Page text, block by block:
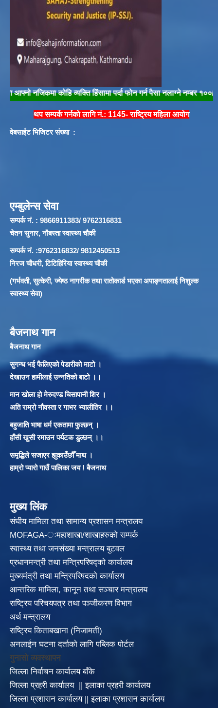
नजिकमा कोहि व्यक्ति हिंसामा पर्दा फोन गर्न पैसा नलाग्ने नम्बर १००/१०४
थप सम्पर्क गर्नको लागि नं.: 1145- राष्ट्रिय महिला आयोग
वेबसाईट भिजिटर संख्या :
एम्बुलेन्स सेवा
सम्पर्क नं. : 9866911383/ 9762316831
चेतन सुनार, नौबस्ता स्वास्थ्य चौकी
सम्पर्क नं. :9762316832/ 9812450513
निरज चौधरी, टिटिहिरिया स्वास्थ्य चौकी
(गर्भवती, सुत्केरी, ज्येष्ठ नागरीक तथा रातोकार्ड भएका अपाङ्गतालाई निशुल्क
स्वास्थ्य सेवा)
बैजनाथ गान
बैजनाथ गान
सुगन्ध भई फैलिएको पेडारीको माटो ।
देखाउन हामीलाई उन्नतिको बाटो ।।
मान खोला हो मेरुदण्ड चिसापानी शिर ।
अति राम्रो नौवस्ता र गाभर भ्यालीतिर ।।
बहुजाति भाषा धर्म एकतामा फुल्छन् ।
हाँसी खुसी रमाउन पर्यटक डुल्छन् ।।
समृद्धिले सजाएर झुकाउँछौँ माथ ।
हाम्रो प्यारो गाउँ पालिका जय ! बैजनाथ
मुख्य लिंक
संघीय मामिला तथा सामान्य प्रशासन मन्त्रालय
MOFAGA-ःमहाशाखा/शाखाहरुको सम्पर्क
स्वास्थ्य तथा जनसंख्या मन्त्रालय बुटवल
प्रधानमन्त्री तथा मन्त्रिपरिषद्को कार्यालय
मुख्यमंत्री तथा मन्त्रिपरिषदको कार्यालय
आन्तरिक मामिला, कानून तथा सञ्चार मन्त्रालय
राष्ट्रिय परिचयपत्र तथा पञ्जीकरण विभाग
अर्थ मन्त्रालय
राष्ट्रिय किताबखाना (निजामती)
अनलाईन घटना दर्ताको लागि पब्लिक पोर्टल
गुनासो व्यवस्थापन
जिल्ला निर्वाचन कार्यालय बाँके
जिल्ला प्रहरी कार्यालय
||इलाका प्रहरी कार्यालय
जिल्ला प्रशासन कार्यालय||इलाका प्रशासन कार्यालय